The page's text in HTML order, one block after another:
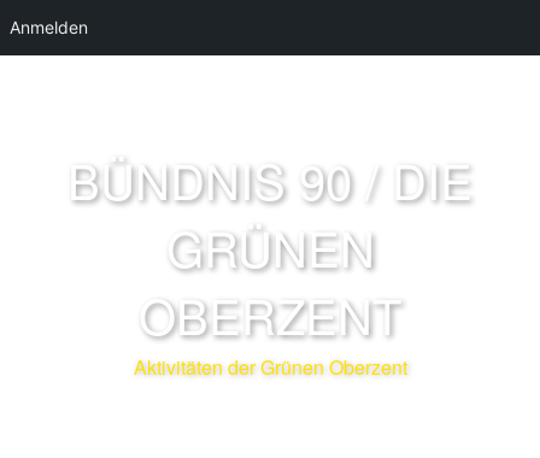
BÜNDNIS 90 / DIE
GRÜNEN
OBERZENT
Aktivitäten der Grünen Oberzent
Anmelden